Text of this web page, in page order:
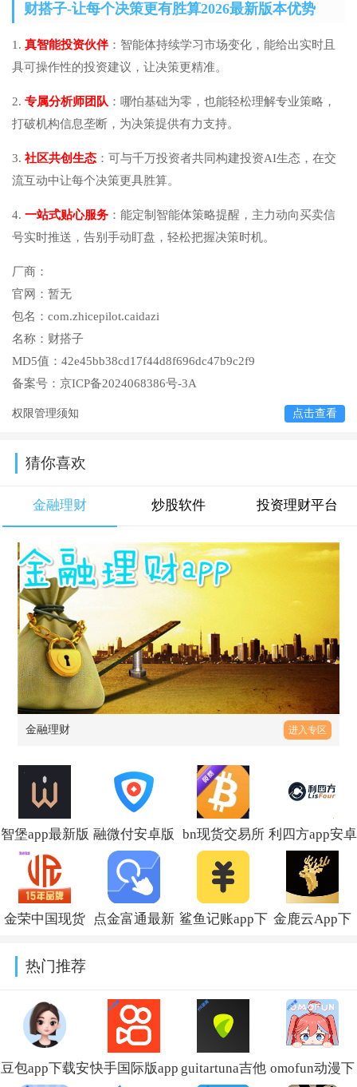
财搭子-让每个决策更有胜算2026最新版本优势
1. 真智能投资伙伴：智能体持续学习市场变化，能给出实时且
具可操作性的投资建议，让决策更精准。
2. 专属分析师团队 ：哪怕基础为零，也能轻松理解专业策略，
打破机构信息垄断，为决策提供有力支持。
3. 社区共创生态 ：可与千万投资者共同构建投资AI生态，在交
流互动中让每个决策更具胜算。
4. 一站式贴心服务 ：能定制智能体策略提醒，主力动向买卖信
号实时推送，告别手动盯盘，轻松把握决策时机。
厂商：
官网： 暂无
包名： com.zhicepilot.caidazi
名称： 财搭子
MD5值： 42e45bb38cd17f44d8f696dc47b9c2f9
备案号： 京ICP备2024068386号-3A
权限管理须知 点击查看
猜你喜欢
金融理财 炒股软件 投资理财平台
金融理财 进入专区
智堡app最新版
本2026v4.3.2
融微付安卓版
最新v1.0.28最
新版
bn现货交易所
官方版v3.18.4
安装包
利四方app安卓
版下载v1.3.1
金荣中国现货 点金富通最新 鲨鱼记账app下 金鹿云App下
热门推荐
豆包app下载安快手国际版app guitartuna吉他 omofun动漫下